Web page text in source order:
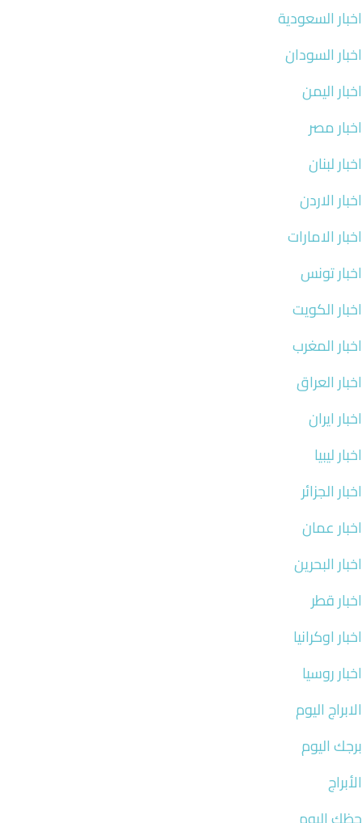
اخبار السعودية
اخبار السودان
اخبار اليمن
اخبار مصر
اخبار لبنان
اخبار الاردن
اخبار الامارات
اخبار تونس
اخبار الكويت
اخبار المغرب
اخبار العراق
اخبار ايران
اخبار ليبيا
اخبار الجزائر
اخبار عمان
اخبار البحرين
اخبار قطر
اخبار اوكرانيا
اخبار روسيا
الابراج اليوم
برجك اليوم
الأبراج